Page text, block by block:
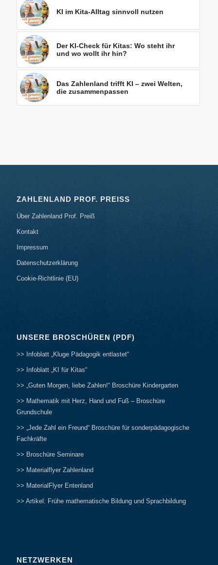
KI im Kita-Alltag sinnvoll nutzen
Der KI-Check für Kitas: Wo steht ihr
und wo wollt ihr hin?
Das Zahlenland trifft KI – zwei Welten,
die zusammenpassen
ZAHLENLAND PROF. PREISS
Über Zahlenland Prof. Preiß
Kontakt
Impressum
Datenschutzerklärung
Cookie-Richtlinie (EU)
UNSERE BROSCHÜREN (PDF)
>> Infoblatt „Kluge Pädagogik entlastet“
>> Infoblatt „KI für Kitas“
>> „Guten Morgen, liebe Zahlen!“ Broschüre Kindergarten
>> Mathematik mit Herz, Hand und Fuß – Broschüre
Grundschule
>> „Jede Zahl ein Freund“ Broschüre für sonderpädagogische
Fachkräfte
>> Broschüre Seminare
>> Materialflyer Zahlenland
>> MaterialFlyer Entenland
>> Artikel: Frühe mathematische Bildung und Sprachbildung
NETZWERKEN